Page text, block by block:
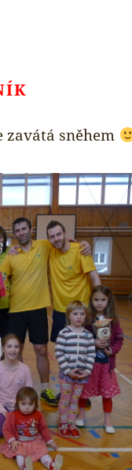
zavátá sněhem